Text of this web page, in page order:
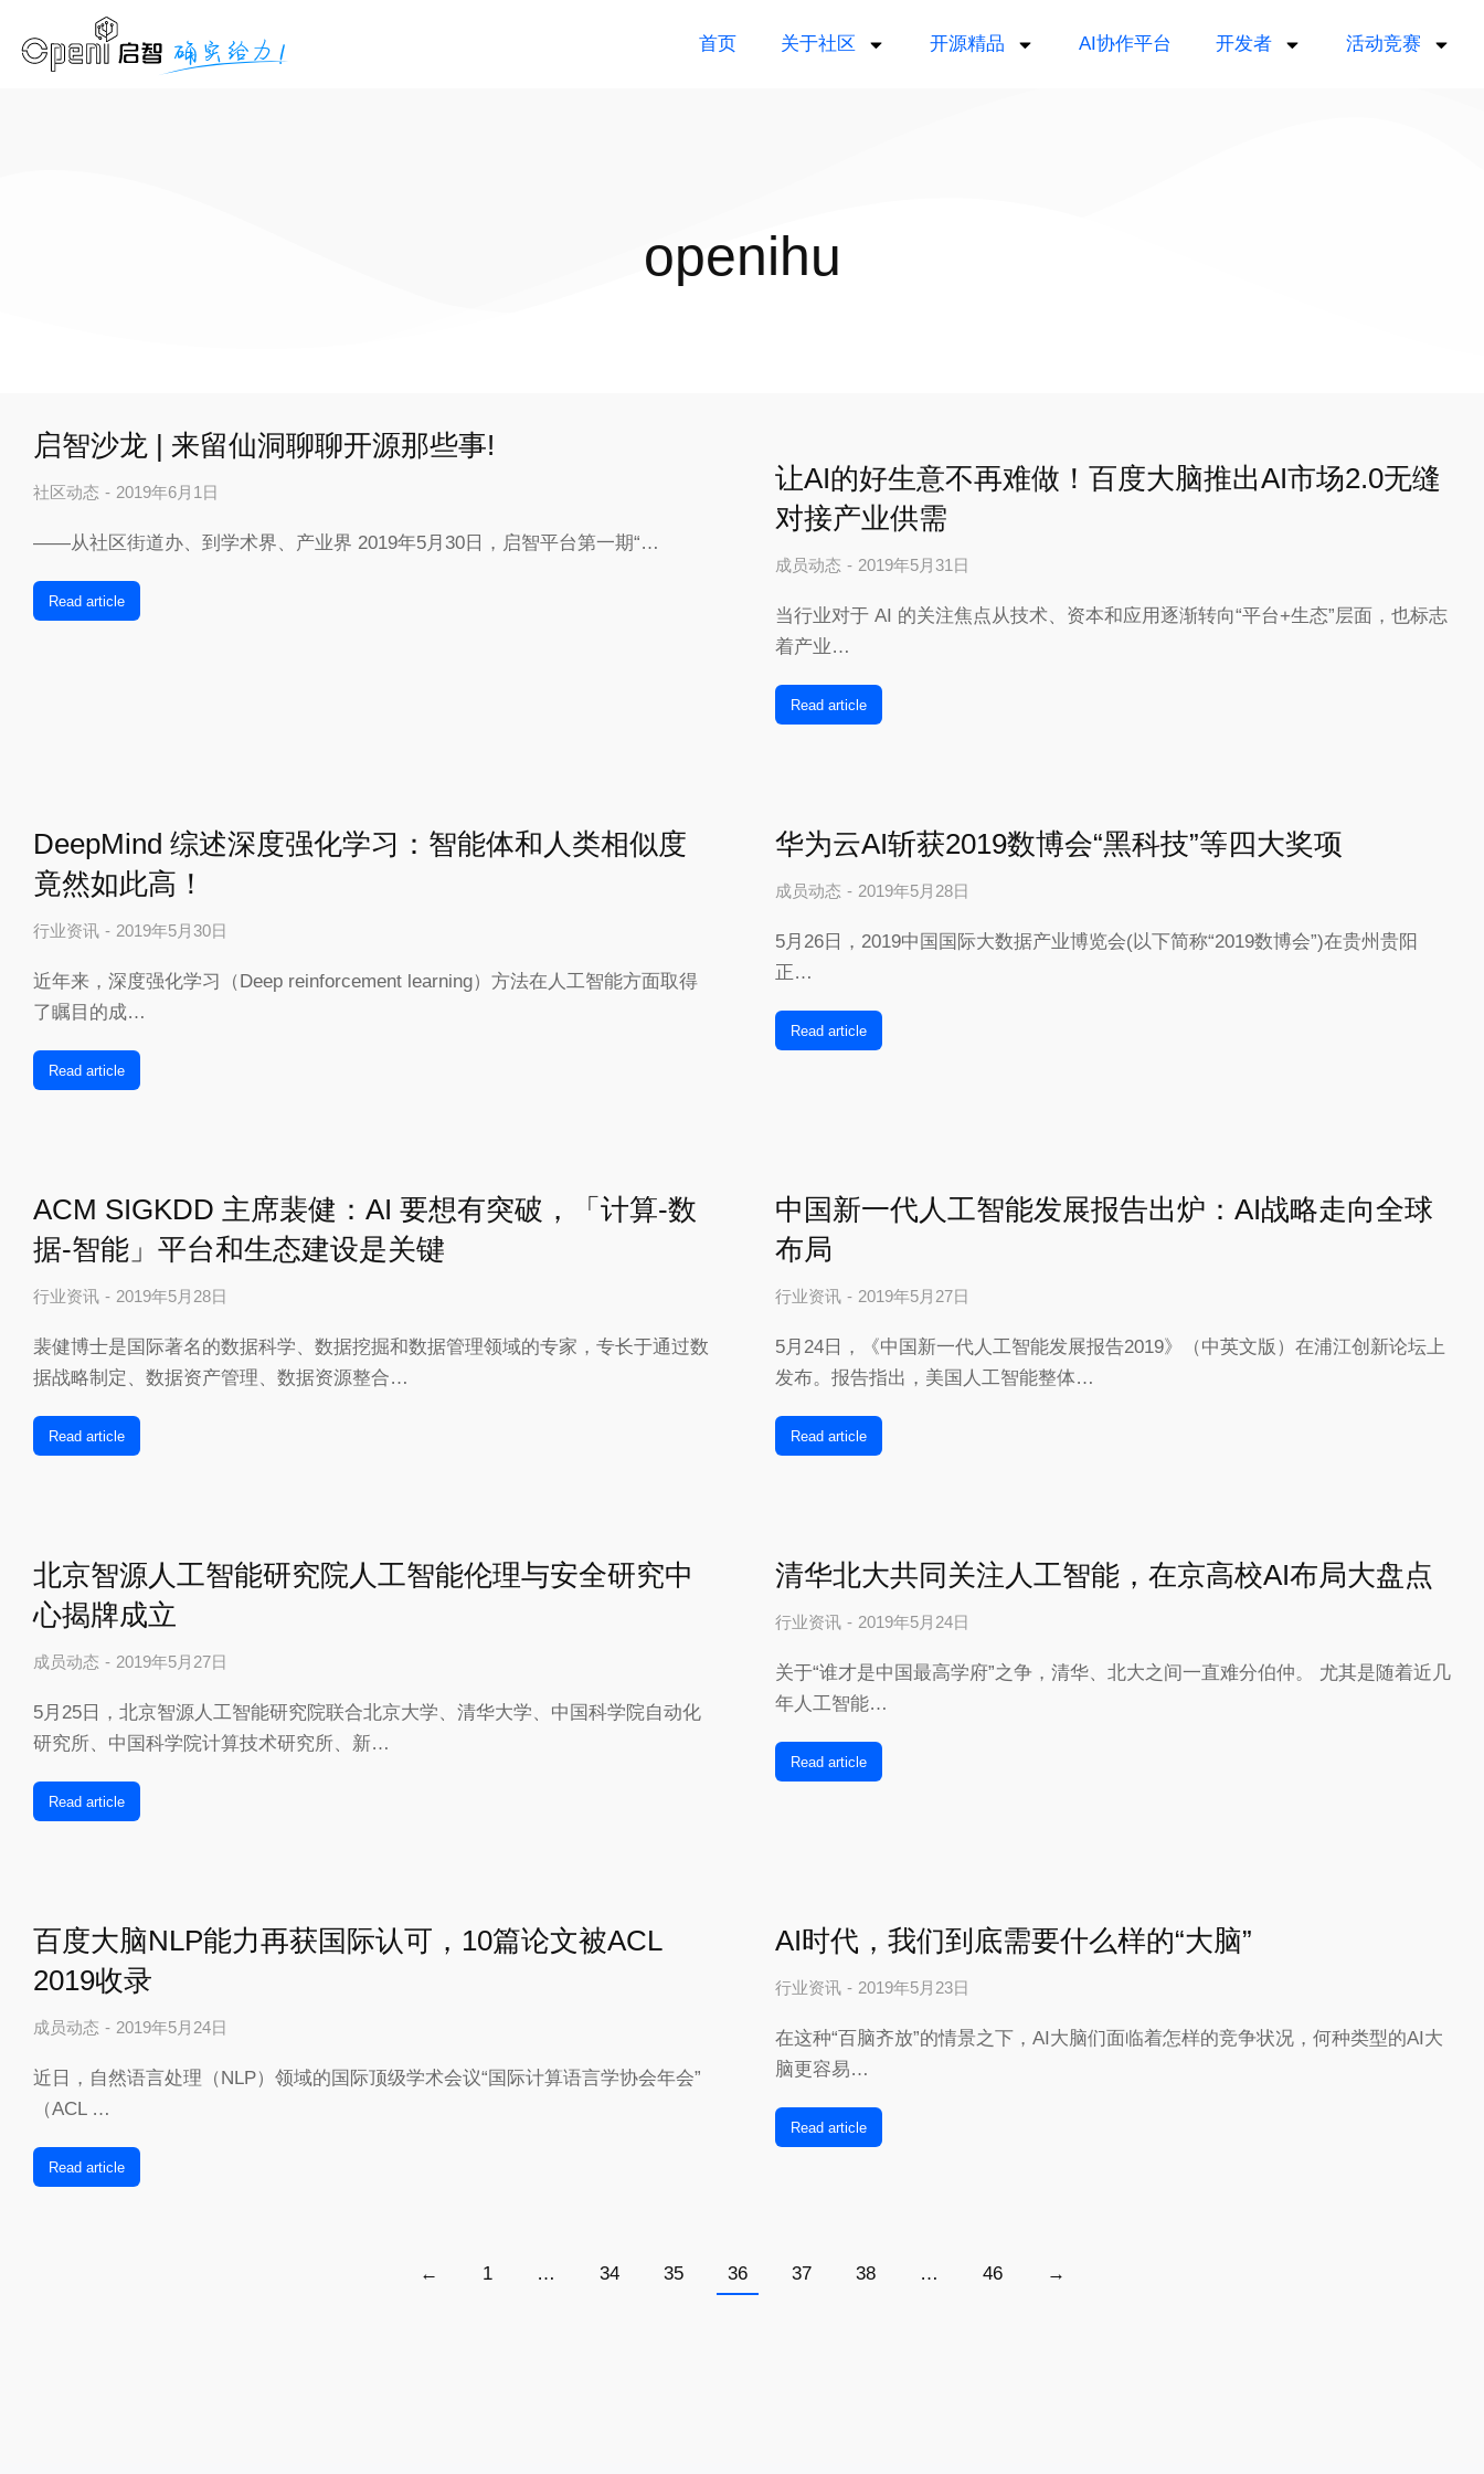
首页 关于社区 开源精品 AI协作平台 开发者 活动竞赛
openihu
启智沙龙 | 来留仙洞聊聊开源那些事!
社区动态 2019年6月1日
——从社区街道办、到学术界、产业界 2019年5月30日，启智平台第一期“…
Read article
让AI的好生意不再难做！百度大脑推出AI市场2.0无缝
对接产业供需
成员动态 2019年5月31日
当行业对于 AI 的关注焦点从技术、资本和应用逐渐转向“平台+生态”层面，也标志
着产业…
Read article
DeepMind 综述深度强化学习：智能体和人类相似度
竟然如此高！
行业资讯 2019年5月30日
近年来，深度强化学习（Deep reinforcement learning）方法在人工智能方面取得
了瞩目的成…
Read article
华为云AI斩获2019数博会“黑科技”等四大奖项
成员动态 2019年5月28日
5月26日，2019中国国际大数据产业博览会(以下简称“2019数博会”)在贵州贵阳
正…
Read article
ACM SIGKDD 主席裴健：AI 要想有突破，「计算-数
据-智能」平台和生态建设是关键
行业资讯 2019年5月28日
裴健博士是国际著名的数据科学、数据挖掘和数据管理领域的专家，专长于通过数
据战略制定、数据资产管理、数据资源整合…
Read article
中国新一代人工智能发展报告出炉：AI战略走向全球
布局
行业资讯 2019年5月27日
5月24日，《中国新一代人工智能发展报告2019》（中英文版）在浦江创新论坛上
发布。报告指出，美国人工智能整体…
Read article
北京智源人工智能研究院人工智能伦理与安全研究中
心揭牌成立
成员动态 2019年5月27日
5月25日，北京智源人工智能研究院联合北京大学、清华大学、中国科学院自动化
研究所、中国科学院计算技术研究所、新…
Read article
清华北大共同关注人工智能，在京高校AI布局大盘点
行业资讯 2019年5月24日
关于“谁才是中国最高学府”之争，清华、北大之间一直难分伯仲。 尤其是随着近几
年人工智能…
Read article
百度大脑NLP能力再获国际认可，10篇论文被ACL
2019收录
成员动态 2019年5月24日
近日，自然语言处理（NLP）领域的国际顶级学术会议“国际计算语言学协会年会”
（ACL …
Read article
AI时代，我们到底需要什么样的“大脑”
行业资讯 2019年5月23日
在这种“百脑齐放”的情景之下，AI大脑们面临着怎样的竞争状况，何种类型的AI大
脑更容易…
Read article
← 1 … 34 35 36 37 38 … 46 →